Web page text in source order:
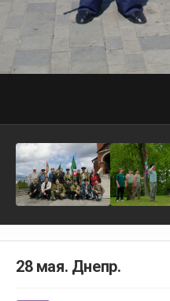
28 мая. Днепр.